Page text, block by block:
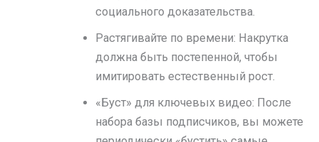
социального доказательства.
Растягивайте по времени: Накрутка
должна быть постепенной, чтобы
имитировать естественный рост.
«Буст» для ключевых видео: После
набора базы подписчиков, вы можете